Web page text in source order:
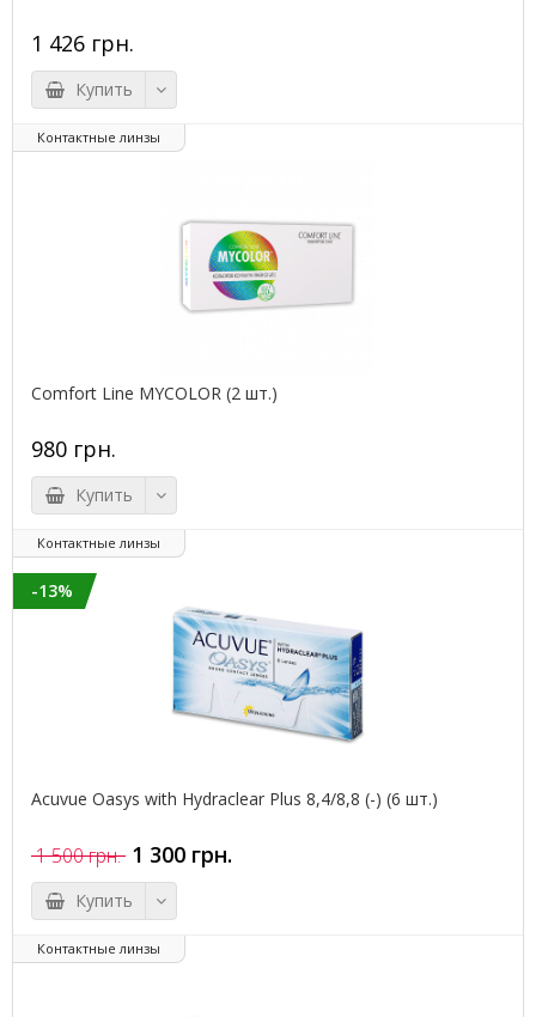
1 426 грн.
Купить
Контактные линзы
Comfort Line MYCOLOR (2 шт.)
980 грн.
Купить
Контактные линзы
-13%
Acuvue Oasys with Hydraclear Plus 8,4/8,8 (-) (6 шт.)
1 500 грн. 1 300 грн.
Купить
Контактные линзы